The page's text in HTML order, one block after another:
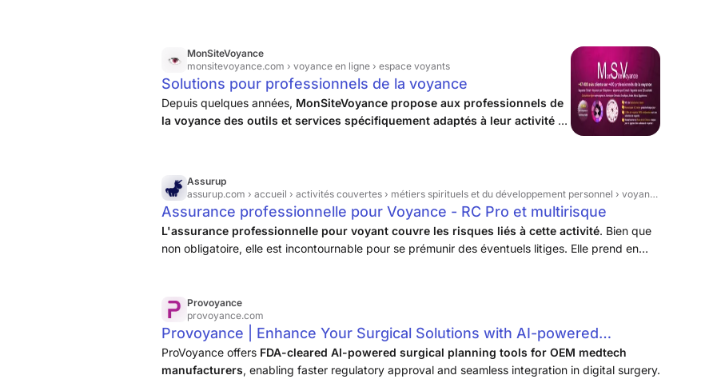
MonSiteVoyance
monsitevoyance.com › voyance en ligne › espace voyants
Solutions pour professionnels de la voyance
Depuis quelques années, MonSiteVoyance propose aux professionnels de
la voyance des outils et services spécifiquement adaptés à leur activité et
Assurup
assurup.com › accueil › activités couvertes › métiers spirituels et du développement personnel › voyance
Assurance professionnelle pour Voyance - RC Pro et multirisque
L'assurance professionnelle pour voyant couvre les risques liés à cette activité. Bien que
non obligatoire, elle est incontournable pour se prémunir des éventuels litiges. Elle prend en
Provoyance
provoyance.com
Provoyance | Enhance Your Surgical Solutions with AI-powered
planning tools
ProVoyance offers FDA-cleared AI-powered surgical planning tools for OEM medtech
manufacturers, enabling faster regulatory approval and seamless integration in digital surgery.